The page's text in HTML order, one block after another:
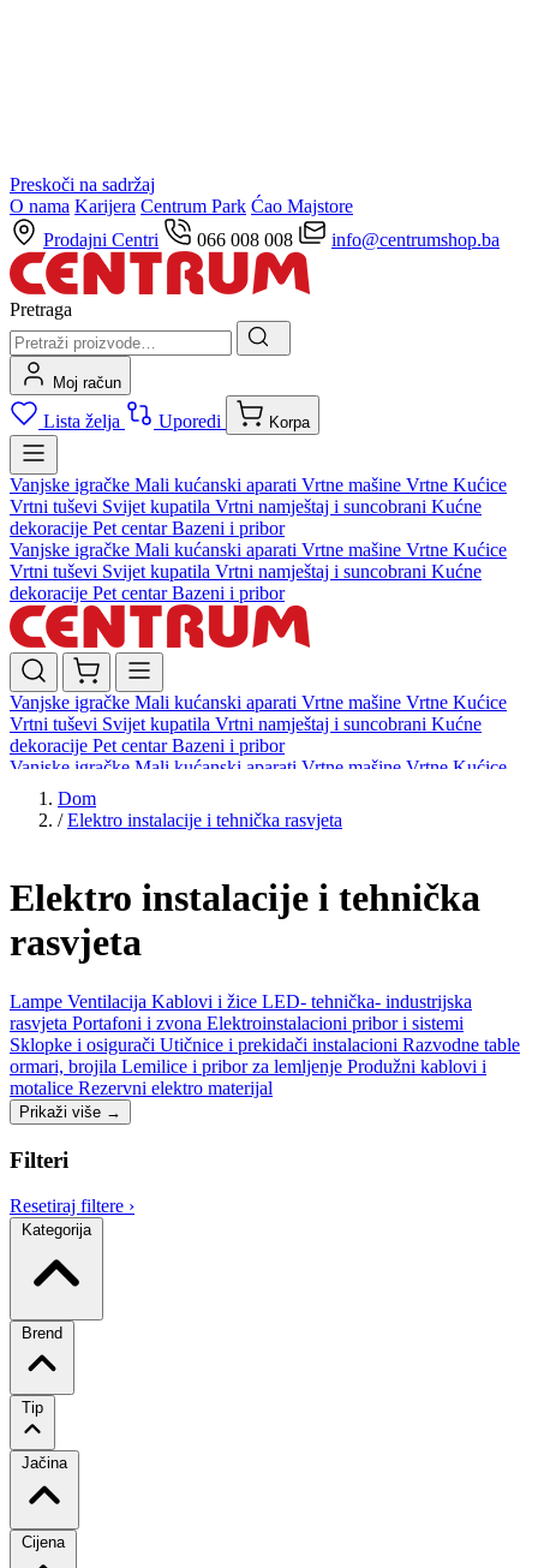
Preskoči na sadržaj
O nama Karijera Centrum Park Ćao Majstore
Prodajni Centri
066 008 008 info@centrumshop.ba
Pretraga
Moj račun
Lista želja Uporedi Korpa
Vanjske igračke Mali kućanski aparati Vrtne mašine Vrtne Kućice
Vrtni tuševi Svijet kupatila Vrtni namještaj i suncobrani Kućne
dekoracije Pet centarBazeni i pribor
Vanjske igračke Mali kućanski aparati Vrtne mašine Vrtne Kućice
Vrtni tuševi Svijet kupatila Vrtni namještaj i suncobrani Kućne
dekoracije Pet centarBazeni i pribor
Vanjske igračke Mali kućanski aparati Vrtne mašine Vrtne Kućice
Vrtni tuševi Svijet kupatila Vrtni namještaj i suncobrani Kućne
dekoracije Pet centarBazeni i pribor
Vanjske igračke Mali kućanski aparati Vrtne mašine Vrtne Kućice
Vrtni tuševi
dekoracijePet centar Bazeni i pribor
Dom
/ Elektro instalacije i tehnička rasvjeta
Elektro instalacije i tehnička
rasvjeta
Lampe Ventilacija Kablovi i žice LED- tehnička- industrijska
rasvjeta Portafoni i zvona Elektroinstalacioni pribor i sistemi
Sklopke i osigurači Utičnice i prekidači instalacioni Razvodne table
ormari, brojila Lemilice i pribor za lemljenje Produžni kablovi i
motalice Rezervni elektro materijal
Prikaži više →
Filteri
Resetiraj filtere ›
Kategorija
Brend
Tip
Jačina
Cijena